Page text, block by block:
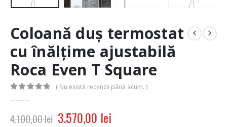
Coloană duș termostat
cu înălțime ajustabilă
Roca Even T Square
( Nu există recenzii până acum. )
4.100,00lei 3.570,00 lei